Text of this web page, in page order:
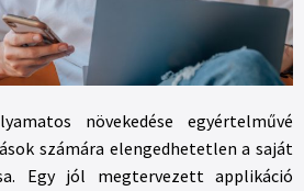
növekedése egyértelművé
számára elengedhetetlen a saját
Egy jól megtervezett applikáció